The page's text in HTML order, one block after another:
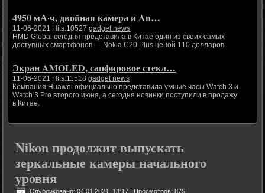
4950 мА·ч, двойная камера и An…
11-06-2021 Hits:10527gadget news
HMD Global сегодня представила в Китае один из своих самых
доступных смартфонов — Nokia C20 Plus ценой 110 долларов.
Экран AMOLED, сапфировое стекл…
11-06-2021 Hits:11518gadget news
Компания Huawei официально представила умные часы Watch 3 и
Watch 3 Pro второго июня, а сегодня новинки поступили в продажу
в Китае.
Nikon продолжит выпускать
зеркальные камеры начального
уровня
Опубликовано: 04.01.2021, 13:17 | Просмотров: 875